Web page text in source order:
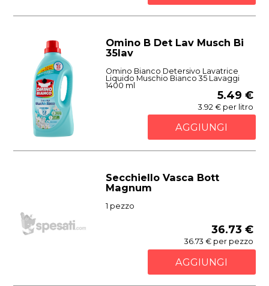
Omino B Det Lav Musch Bi
35lav
Omino Bianco Detersivo Lavatrice
Liquido Muschio Bianco 35 Lavaggi
1400 ml
5.49 €
3.92 € per litro
AGGIUNGI
Secchiello Vasca Bott
Magnum
1 pezzo
36.73 €
36.73 € per pezzo
AGGIUNGI